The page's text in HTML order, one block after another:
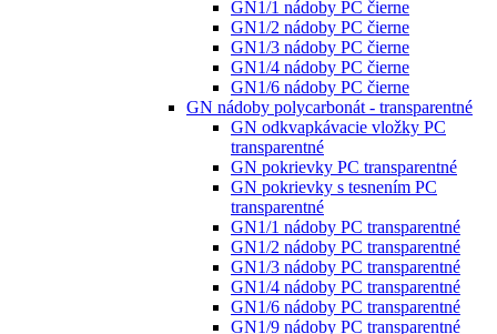
GN1/1 nádoby PC čierne
GN1/2 nádoby PC čierne
GN1/3 nádoby PC čierne
GN1/4 nádoby PC čierne
GN1/6 nádoby PC čierne
GN nádoby polycarbonát - transparentné
GN odkvapkávacie vložky PC
transparentné
GN pokrievky PC transparentné
GN pokrievky s tesnením PC
transparentné
GN1/1 nádoby PC transparentné
GN1/2 nádoby PC transparentné
GN1/3 nádoby PC transparentné
GN1/4 nádoby PC transparentné
GN1/6 nádoby PC transparentné
GN1/9 nádoby PC transparentné